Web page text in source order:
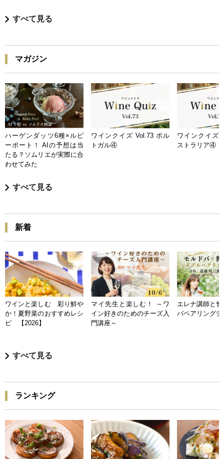
すべて見る
マガジン
ハーゲンダッツ6種×ルビ
ーポート！ AIの予想は当
たる？ソムリエが実際に合
わせてみた
ワインクイズ Vol.73 ポル
トガル④
ワインクイズ
ストラリア④
すべて見る
新着
ワインと楽しむ 彩り鮮や
か！夏野菜のおすすめレシ
ピ 【2026】
マイ先生と楽しむ！ ～ワ
イン好きのためのチーズ入
門講座～
エレナ講師と
バペアリングデ
すべて見る
ランキング